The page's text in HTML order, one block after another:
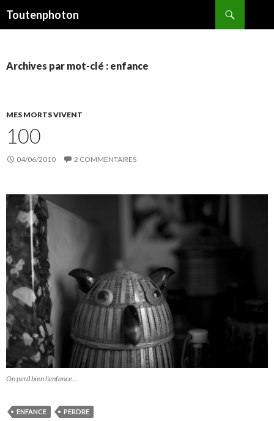
Toutenphoton
Archives par mot-clé : enfance
MES MORTS VIVENT
100
04/06/2010 2 COMMENTAIRES
On perd bien l'enfance…
ENFANCE PERDRE